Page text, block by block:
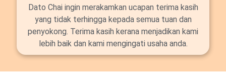
Dato Chai ingin merakamkan ucapan terima kasih
yang tidak terhingga kepada semua tuan dan
penyokong. Terima kasih kerana menjadikan kami
lebih baik dan kami mengingati usaha anda.